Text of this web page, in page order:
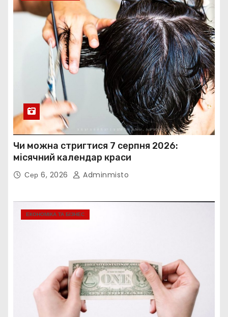
Чи можна стригтися 7 серпня 2026:
місячний календар краси
Сер 6, 2026 Adminmisto
ЕКОНОМІКА ТА БІЗНЕС